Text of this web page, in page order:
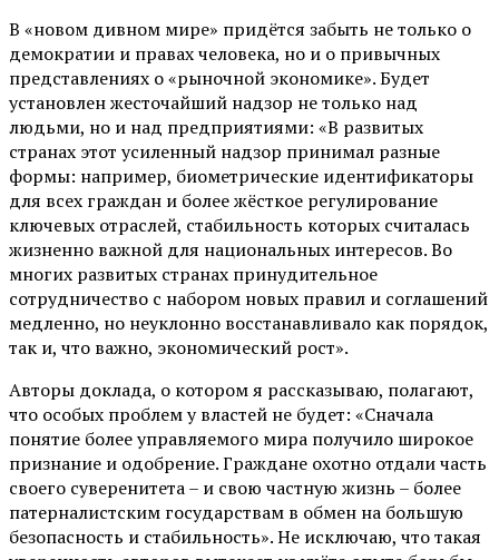
В «новом дивном мире» придётся забыть не только о
демократии и правах человека, но и о привычных
представлениях о «рыночной экономике». Будет
установлен жесточайший надзор не только над
людьми, но и над предприятиями: «В развитых
странах этот усиленный надзор принимал разные
формы: например, биометрические идентификаторы
для всех граждан и более жёсткое регулирование
ключевых отраслей, стабильность которых считалась
жизненно важной для национальных интересов. Во
многих развитых странах принудительное
сотрудничество с набором новых правил и соглашений
медленно, но неуклонно восстанавливало как порядок,
так и, что важно, экономический рост».
Авторы доклада, о котором я рассказываю, полагают,
что особых проблем у властей не будет: «Сначала
понятие более управляемого мира получило широкое
признание и одобрение. Граждане охотно отдали часть
своего суверенитета – и свою частную жизнь – более
патерналистским государствам в обмен на большую
безопасность и стабильность». Не исключаю, что такая